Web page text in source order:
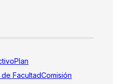
Plan
FacultadComisión